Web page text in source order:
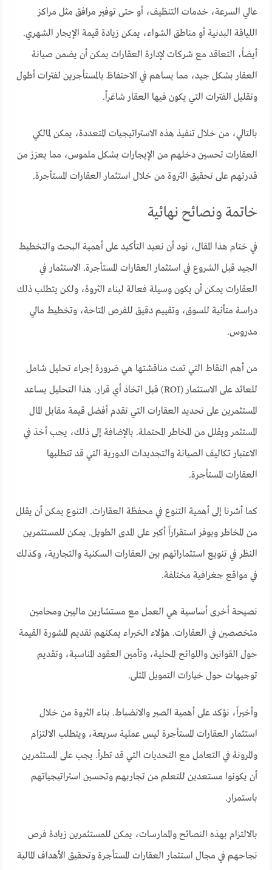
عالي السرعة، خدمات التنظيف، أو حتى توفير مرافق مثل مراكز
اللياقة البدنية أو مناطق الشواء، يمكن زيادة قيمة الإيجار الشهري.
أيضاً، التعاقد مع شركات لإدارة العقارات يمكن أن يضمن صيانة
العقار بشكل جيد، مما يساهم في الاحتفاظ بالمستأجرين لفترات أطول
وتقليل الفترات التي يكون فيها العقار شاغراً.
بالتالي، من خلال تنفيذ هذه الاستراتيجيات المتعددة، يمكن لمالكي
العقارات تحسين دخلهم من الإيجارات بشكل ملموس، مما يعزز من
قدرتهم على تحقيق الثروة من خلال استثمار العقارات المستأجرة.
خاتمة ونصائح نهائية
في ختام هذا المقال، نود أن نعيد التأكيد على أهمية البحث والتخطيط
الجيد قبل الشروع في استثمار العقارات المستأجرة. الاستثمار في
العقارات يمكن أن يكون وسيلة فعالة لبناء الثروة، ولكن يتطلب ذلك
دراسة متأنية للسوق، وتقييم دقيق للفرص المتاحة، وتخطيط مالي
مدروس.
من أهم النقاط التي تمت مناقشتها هي ضرورة إجراء تحليل شامل
للعائد على الاستثمار (ROI) قبل اتخاذ أي قرار. هذا التحليل يساعد
المستثمرين على تحديد العقارات التي تقدم أفضل قيمة مقابل المال
المستثمر ويقلل من المخاطر المحتملة. بالإضافة إلى ذلك، يجب أخذ في
الاعتبار تكاليف الصيانة والتجديدات الدورية التي قد تتطلبها
العقارات المستأجرة.
كما أشرنا إلى أهمية التنوع في محفظة العقارات. التنوع يمكن أن يقلل
من المخاطر ويوفر استقراراً أكبر على المدى الطويل. يمكن للمستثمرين
النظر في تنويع استثماراتهم بين العقارات السكنية والتجارية، وكذلك
في مواقع جغرافية مختلفة.
نصيحة أخرى أساسية هي العمل مع مستشارين ماليين ومحامين
متخصصين في العقارات. هؤلاء الخبراء يمكنهم تقديم المشورة القيمة
حول القوانين واللوائح المحلية، وتأمين العقود المناسبة، وتقديم
توجيهات حول خيارات التمويل المثلى.
وأخيراً، نؤكد على أهمية الصبر والانضباط. بناء الثروة من خلال
استثمار العقارات المستأجرة ليس عملية سريعة، ويتطلب الالتزام
والمرونة في التعامل مع التحديات التي قد تطرأ. يجب على المستثمرين
أن يكونوا مستعدين للتعلم من تجاربهم وتحسين استراتيجياتهم
باستمرار.
بالالتزام بهذه النصائح والممارسات، يمكن للمستثمرين زيادة فرص
نجاحهم في مجال استثمار العقارات المستأجرة وتحقيق الأهداف المالية